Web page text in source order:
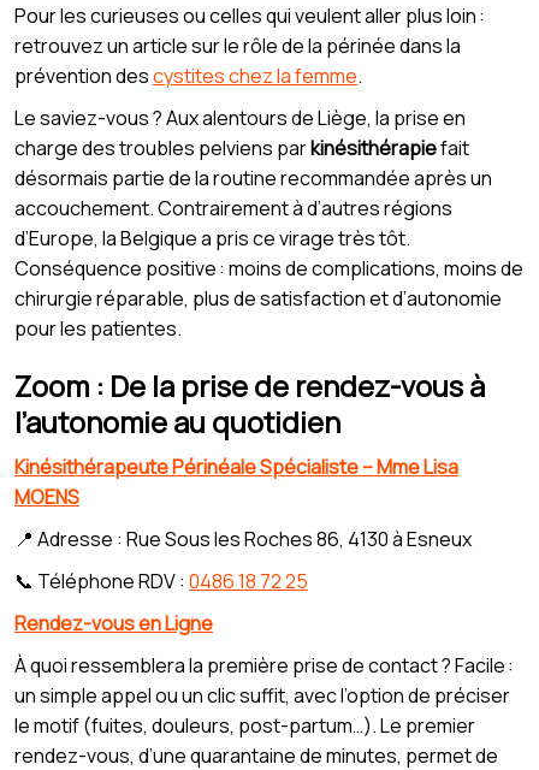
Pour les curieuses ou celles qui veulent aller plus loin :
retrouvez un article sur le rôle de la périnée dans la
prévention descystites chez la femme.
Le saviez-vous ? Aux alentours de Liège, la prise en
charge des troubles pelviens parkinésithérapiefait
désormais partie de la routine recommandée après un
accouchement. Contrairement à d’autres régions
d’Europe, la Belgique a pris ce virage très tôt.
Conséquence positive : moins de complications, moins de
chirurgie réparable, plus de satisfaction et d’autonomie
pour les patientes.
Zoom : De la prise de rendez-vous à
l’autonomie au quotidien
Kinésithérapeute Périnéale Spécialiste – Mme Lisa
MOENS
📍 Adresse : Rue Sous les Roches 86, 4130 à Esneux
📞 Téléphone RDV : 0486 18 72 25
Rendez-vous en Ligne
À quoi ressemblera la première prise de contact ? Facile :
un simple appel ou un clic suffit, avec l’option de préciser
le motif (fuites, douleurs, post-partum…). Le premier
rendez-vous, d’une quarantaine de minutes, permet de